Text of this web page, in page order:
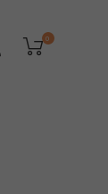
0